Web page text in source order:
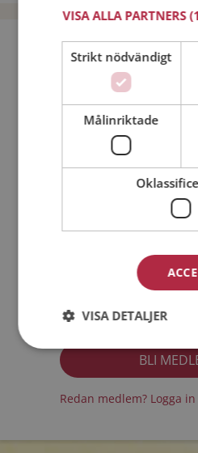
Bli medlem
Min ålder:
Jag accepterar
Redan medlem? Logga
VISA ALLA PARTNERS
Strikt nödvändigt
Målinriktade
VISA DETALJER